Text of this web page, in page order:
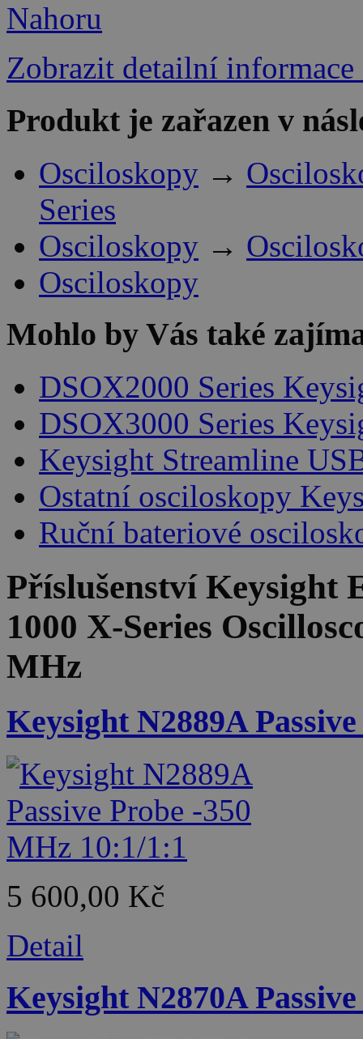
Nahoru
Zobrazit detailní informace
Produkt je zařazen v
Osciloskopy →
Series
Osciloskopy →
Osciloskopy
Mohlo by Vás také
DSOX2000 Series
DSOX3000 Series
Keysight Streamline
Ostatní osciloskopy
Ruční bateriové
Příslušenství Keysight
1000 X-Series
MHz
Keysight N2889A
5 600,00 Kč
Detail
Keysight N2870A